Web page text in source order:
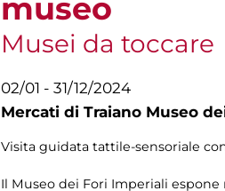
museo
Musei da toccare
02/01 - 31/12/2024
Mercati di Traiano Museo
Visita guidata tattile-sensoriale
Il Museo dei Fori Imperiali